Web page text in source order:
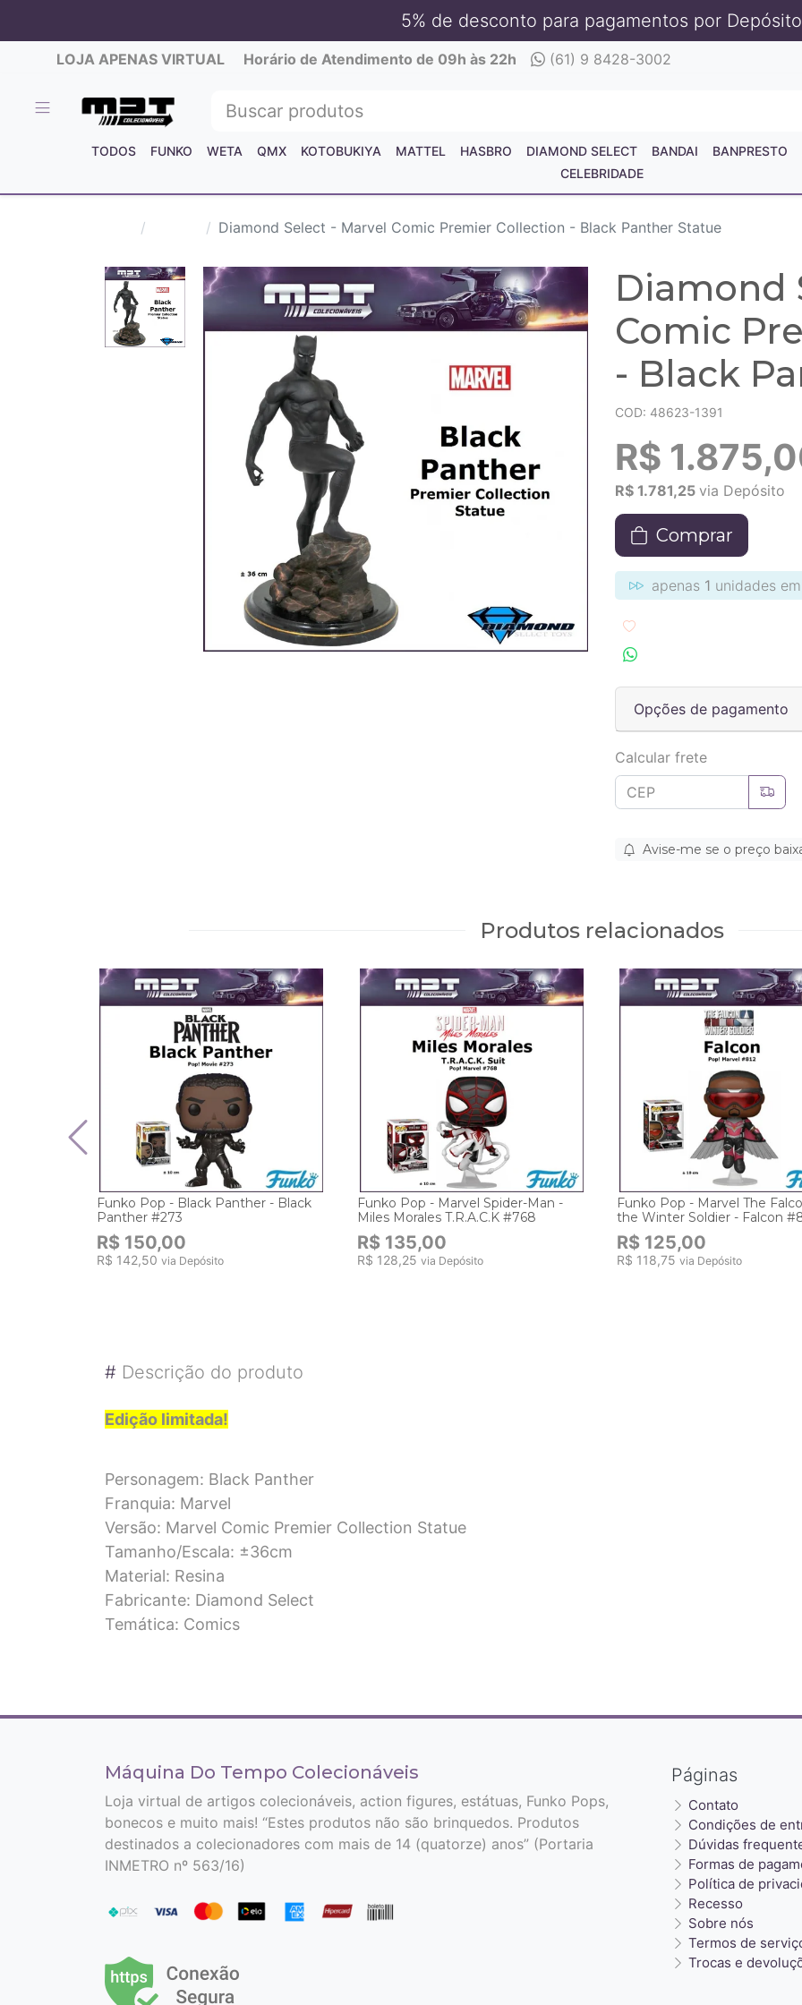
5% de desconto para pagamentos por Depósito
LOJA APENAS VIRTUAL Horário de Atendimento de 09h às 22h (61) 9 8428-3002
TODOS FUNKO WETA QMX KOTOBUKIYA MATTEL HASBRO DIAMOND SELECT BANDAI BANPRESTO
CELEBRIDADE
Diamond Select - Marvel Comic Premier Collection - Black Panther Statue
Diamond
Comic
- Black
COD: 48623-1391
R$
R$ 1.781,25 via Depósito
Comprar
apenas 1 unidades
Opções de pagamento
Calcular frete
Avise-me se o preço
Produtos relacionados
Funko Pop - Black Panther - Black
Panther #273
R$ 150,00
R$ 142,50 via Depósito
Funko Pop - Marvel Spider-Man -
Miles Morales T.R.A.C.K #768
R$ 135,00
R$ 128,25 via Depósito
Funko Pop - Marvel The
the Winter Soldier - Falcon
R$ 125,00
R$ 118,75 via Depósito
# Descrição do produto
Edição limitada!
Personagem: Black Panther
Franquia: Marvel
Versão: Marvel Comic Premier Collection Statue
Tamanho/Escala: ±36cm
Material: Resina
Fabricante: Diamond Select
Temática: Comics
Páginas
Contato
Condições de
Dúvidas
Formas de
Política de
Recesso
Sobre nós
Termos de
Trocas e
Máquina Do Tempo Colecionáveis
Loja virtual de artigos colecionáveis, action figures, estátuas, Funko Pops,
bonecos e muito mais! “Estes produtos não são brinquedos. Produtos
destinados a colecionadores com mais de 14 (quatorze) anos” (Portaria
INMETRO nº 563/16)